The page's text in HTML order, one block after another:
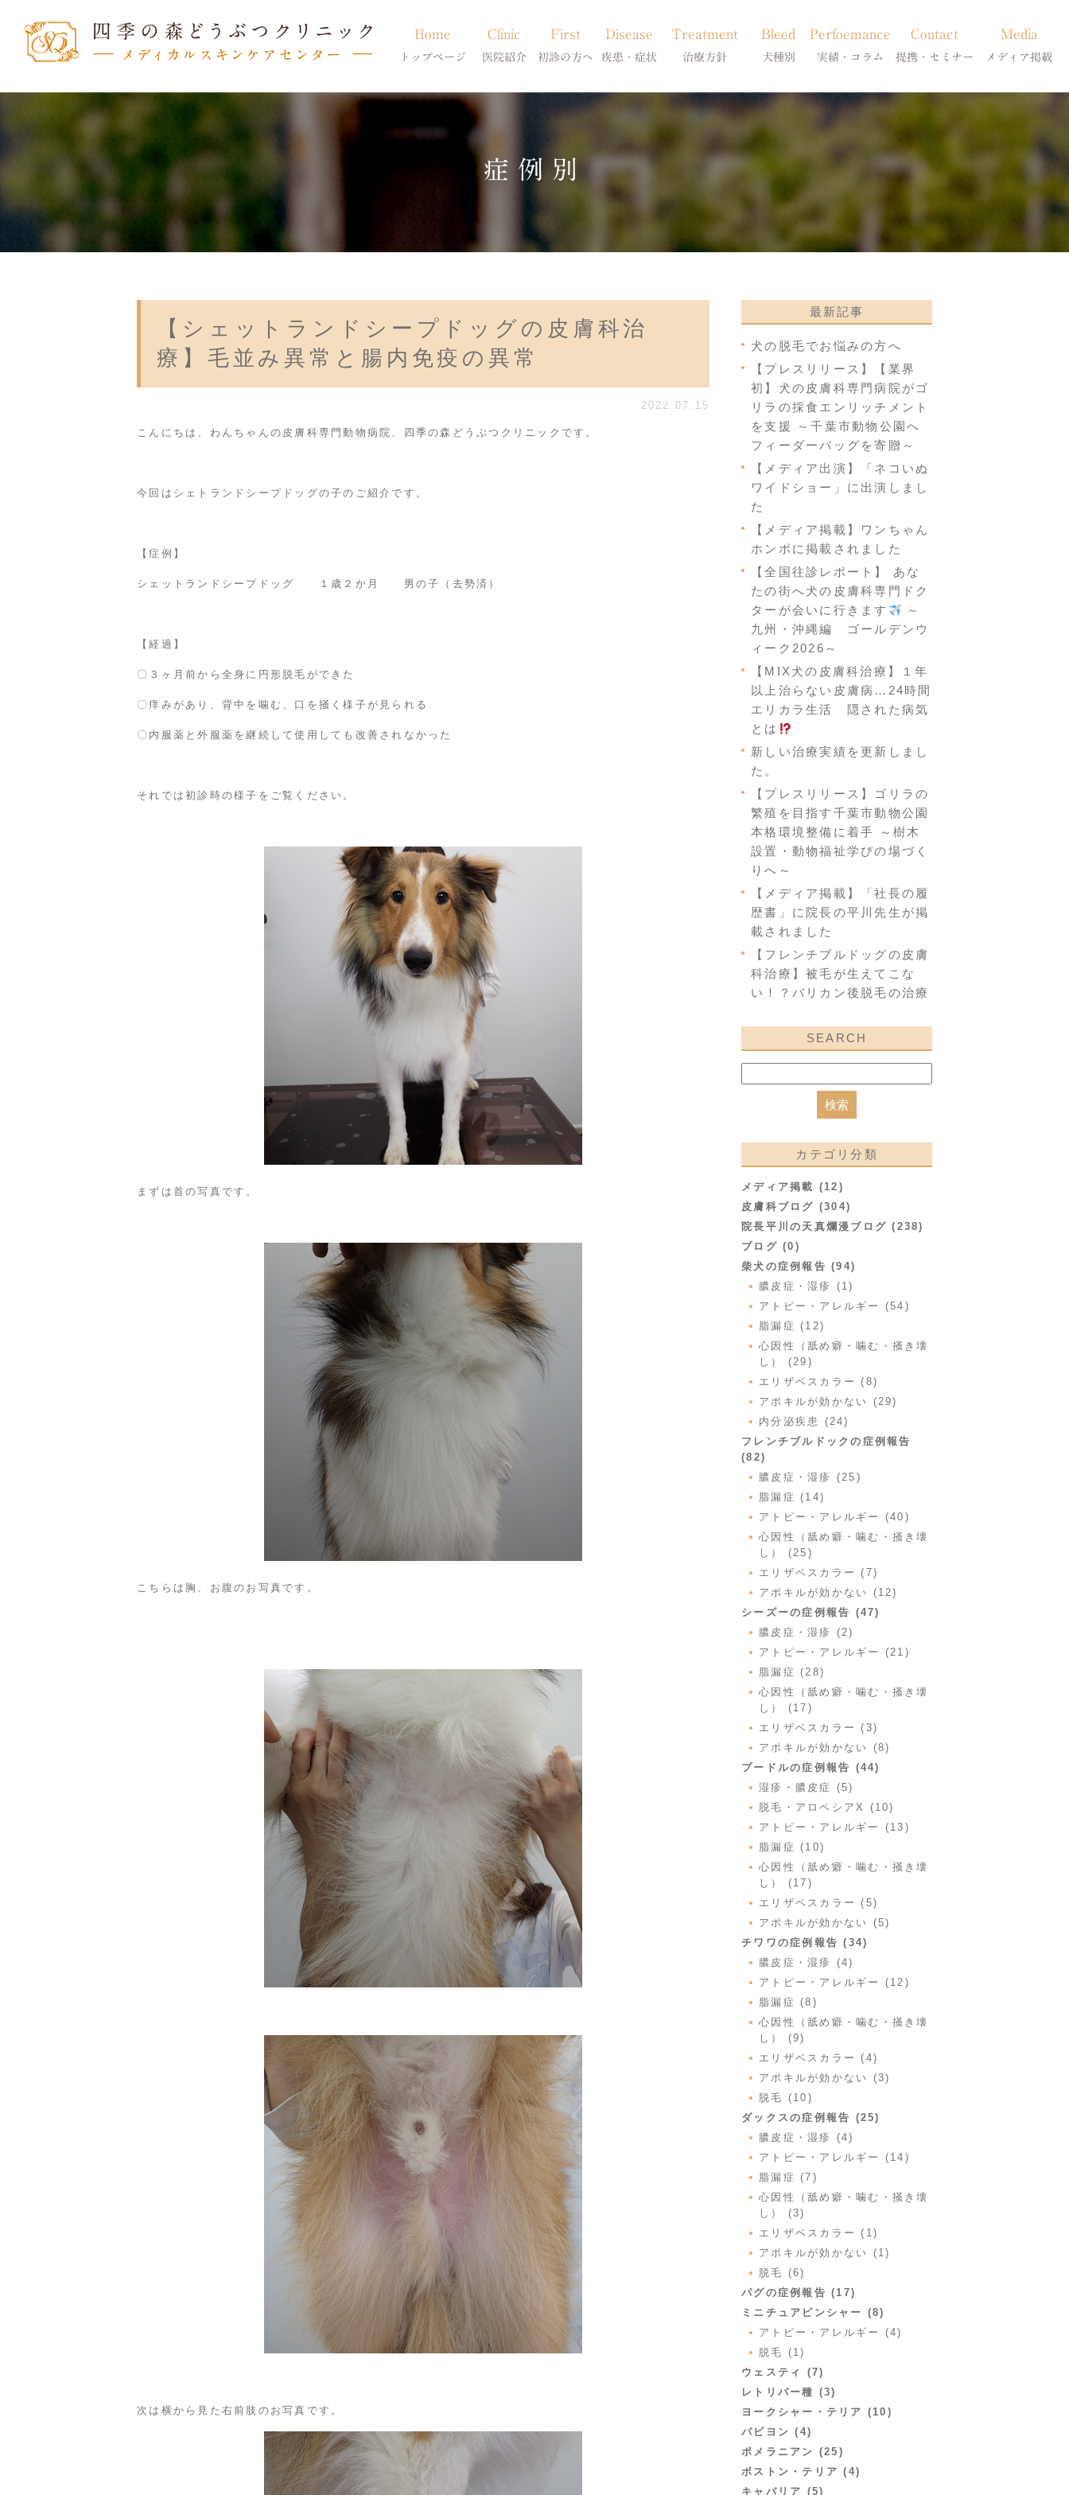
Home
トップページ
Clinic
医院紹介
当院のご紹介
獣医師紹介
First
初診の方へ
初診の方へ
Disease
疾患・症状
アトピー・アレルギー
膿皮症・脂漏症
脱毛症・アロペシアX
アポキルが効かない皮膚病
Treatment
治療方針
体質改善・食事療法
Bleed
犬種別
柴犬の皮膚病
シーズーの皮膚病
フレンチブルドッグの皮膚病
トイプードルの皮膚病
Perfoemance
実績・コラム
症状別
コラム「皮膚科のいろは」
Contact
提携・セミナー
診療提携・セミナー開催
Media
メディア掲載
症例別
【シェットランドシープドッグの皮膚科治
療】毛並み異常と腸内免疫の異常
2022.07.15
こんにちは、わんちゃんの皮膚科専門動物病院、四季の森どうぶつクリニックです。
今回はシェトランドシープドッグの子のご紹介です。
【症例】
シェットランドシープドッグ １歳２か月 男の子（去勢済）
【経過】
〇３ヶ月前から全身に円形脱毛ができた
〇痒みがあり、背中を噛む、口を掻く様子が見られる
〇内服薬と外服薬を継続して使用しても改善されなかった
それでは初診時の様子をご覧ください。
まずは首の写真です。
こちらは胸、お腹のお写真です。
次は横から見た右前肢のお写真です。
最新記事
犬の脱毛でお悩みの方へ
【プレスリリース】【業界
初】犬の皮膚科専門病院がゴ
リラの採食エンリッチメント
を支援 ～千葉市動物公園へ
フィーダーバッグを寄贈～
【メディア出演】「ネコいぬ
ワイドショー」に出演しまし
た
【メディア掲載】ワンちゃん
ホンポに掲載されました
【全国往診レポート】 あな
たの街へ犬の皮膚科専門ドク
ターが会いに行きます
～
九州・沖縄編 ゴールデンウ
ィーク2026～
【MIX犬の皮膚科治療】１年
以上治らない皮膚病…24時間
エリカラ生活 隠された病気
とは
新しい治療実績を更新しまし
た。
【プレスリリース】ゴリラの
繁殖を目指す千葉市動物公園
本格環境整備に着手 ～樹木
設置・動物福祉学びの場づく
りへ～
【メディア掲載】「社長の履
歴書」に院長の平川先生が掲
載されました
【フレンチブルドッグの皮膚
科治療】被毛が生えてこな
い！？バリカン後脱毛の治療
SEARCH
カテゴリ分類
メディア掲載 (12)
皮膚科ブログ (304)
院長平川の天真爛漫ブログ (238)
ブログ (0)
柴犬の症例報告 (94)
膿皮症・湿疹 (1)
アトピー・アレルギー (54)
脂漏症 (12)
心因性（舐め癖・噛む・掻き壊
し） (29)
エリザベスカラー (8)
アポキルが効かない (29)
内分泌疾患 (24)
フレンチブルドックの症例報告
(82)
膿皮症・湿疹 (25)
脂漏症 (14)
アトピー・アレルギー (40)
心因性（舐め癖・噛む・掻き壊
し） (25)
エリザベスカラー (7)
アポキルが効かない (12)
シーズーの症例報告 (47)
膿皮症・湿疹 (2)
アトピー・アレルギー (21)
脂漏症 (28)
心因性（舐め癖・噛む・掻き壊
し） (17)
エリザベスカラー (3)
アポキルが効かない (8)
プードルの症例報告 (44)
湿疹・膿皮症 (5)
脱毛・アロペシアX (10)
アトピー・アレルギー (13)
脂漏症 (10)
心因性（舐め癖・噛む・掻き壊
し） (17)
エリザベスカラー (5)
アポキルが効かない (5)
チワワの症例報告 (34)
膿皮症・湿疹 (4)
アトピー・アレルギー (12)
脂漏症 (8)
心因性（舐め癖・噛む・掻き壊
し） (9)
エリザベスカラー (4)
アポキルが効かない (3)
脱毛 (10)
ダックスの症例報告 (25)
膿皮症・湿疹 (4)
アトピー・アレルギー (14)
脂漏症 (7)
心因性（舐め癖・噛む・掻き壊
し） (3)
エリザベスカラー (1)
アポキルが効かない (1)
脱毛 (6)
パグの症例報告 (17)
ミニチュアピンシャー (8)
アトピー・アレルギー (4)
脱毛 (1)
ウェスティ (7)
レトリバー種 (3)
ヨークシャー・テリア (10)
パピヨン (4)
ポメラニアン (25)
ボストン・テリア (4)
キャバリア (5)